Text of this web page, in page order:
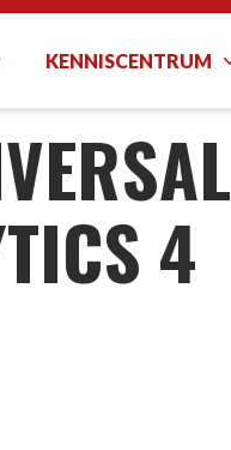
KENNISCENTRUM
4